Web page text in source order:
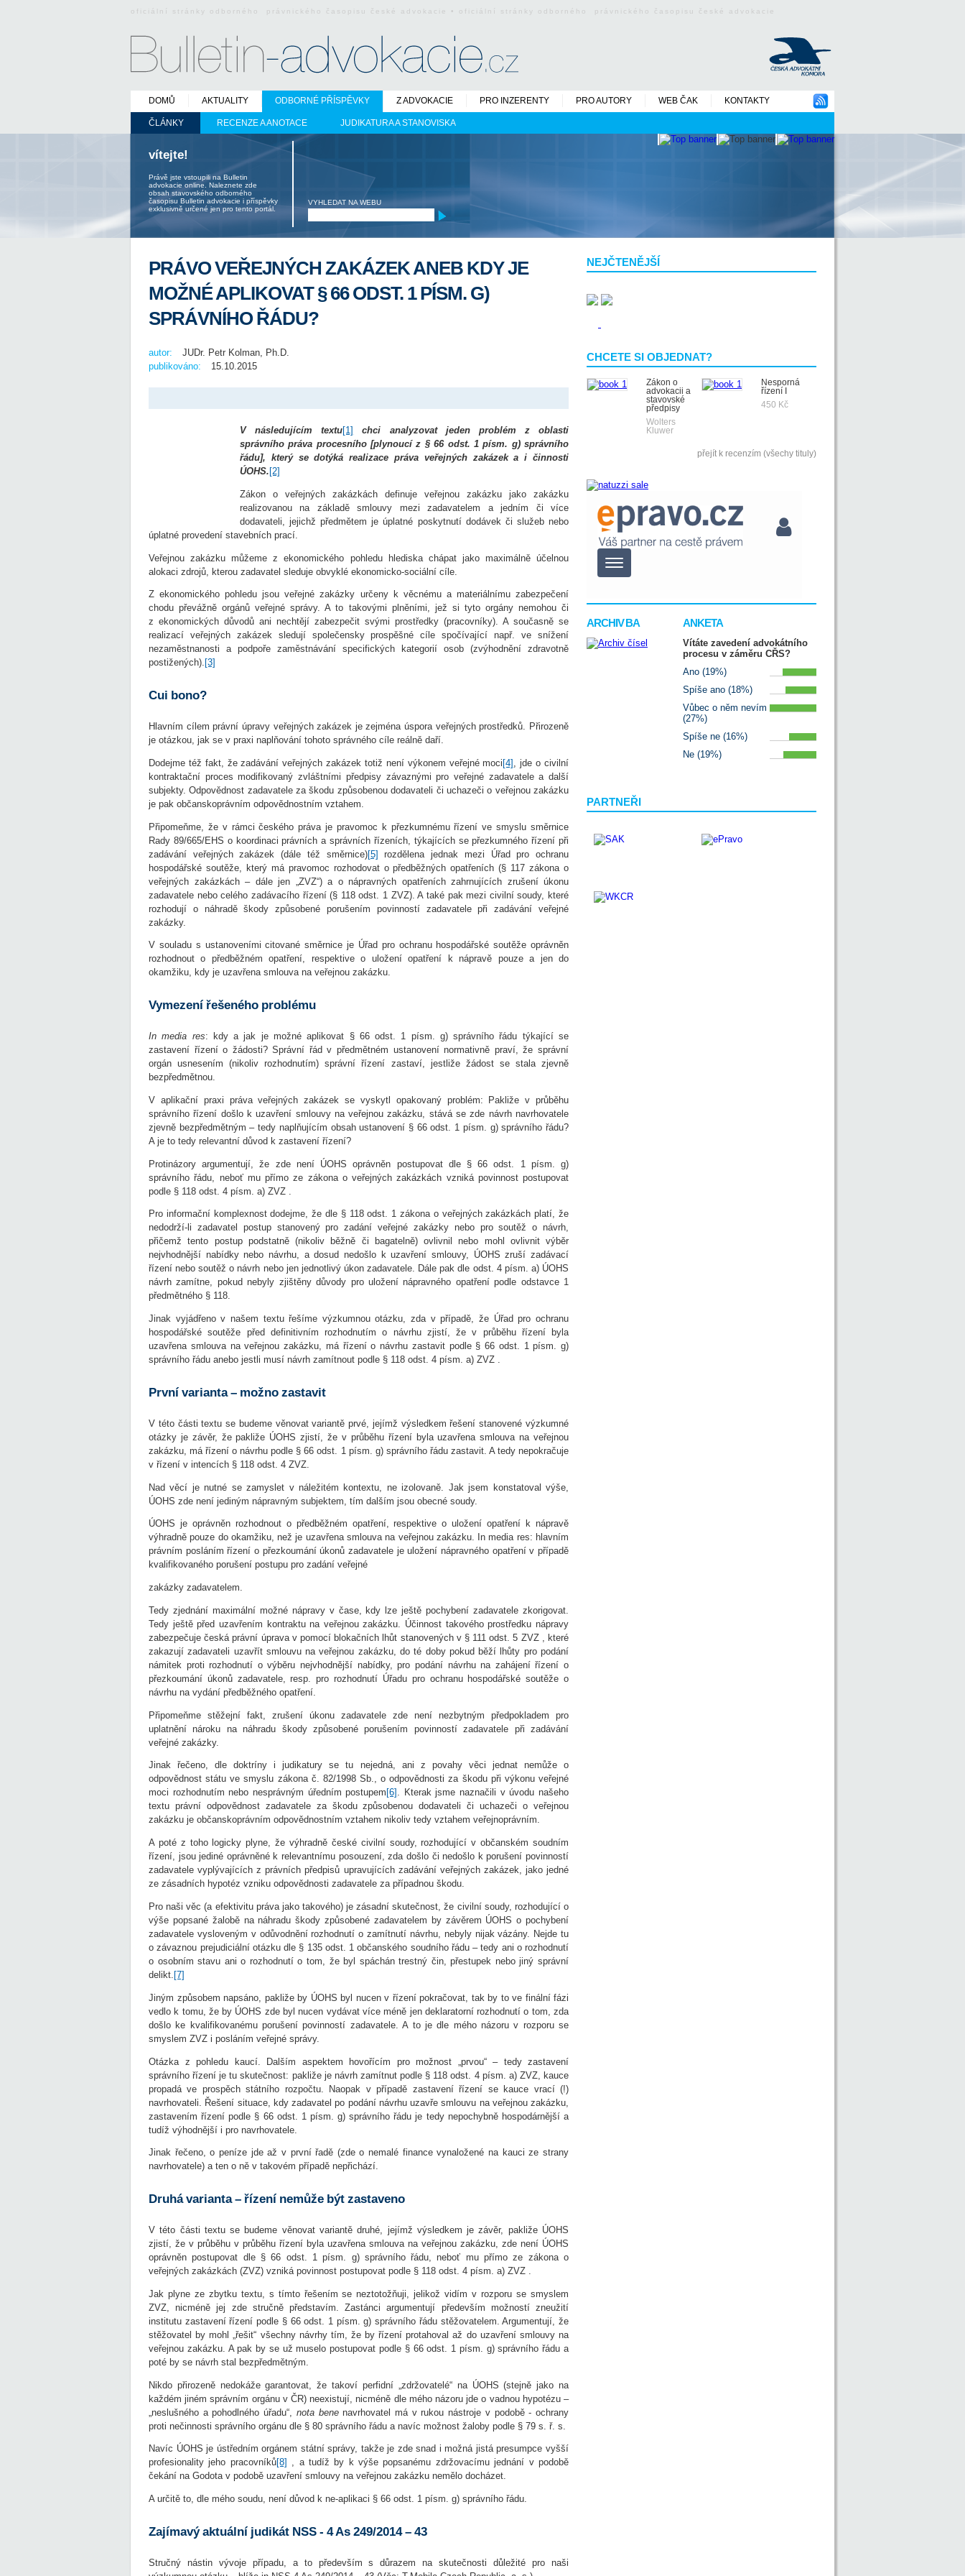
oficiální stránky odborného právnického časopisu české advokacie • oficiální stránky odborného právnického časopisu české advokacie
DOMŮ AKTUALITY ODBORNÉ PŘÍSPĚVKY
ČLÁNKY RECENZE A ANOTACE JUDIKATURA A STANOVISKA
Z ADVOKACIE PRO INZERENTY PRO AUTORY WEB ČAK KONTAKTY
vítejte!
Právě jste vstoupili na Bulletin
advokacie online. Naleznete zde
obsah stavovského odborného
časopisu Bulletin advokacie i příspěvky
exklusivně určené jen pro tento portál.
VYHLEDAT NA WEBU
NEJČTENĚJŠÍ
CHCETE SI OBJEDNAT?
Zákon o
advokacii a
stavovské
předpisy
Wolters
Kluwer
Nesporná
řízení I
450 Kč
přejít k recenzím (všechy tituly)
ARCHIV BA ANKETA
Vítáte zavedení advokátního
procesu v záměru CŘS?
Ano (19%)
Spíše ano (18%)
Vůbec o něm nevím
(27%)
Spíše ne (16%)
Ne (19%)
PARTNEŘI
PRÁVO VEŘEJNÝCH ZAKÁZEK ANEB KDY JE
MOŽNÉ APLIKOVAT § 66 ODST. 1 PÍSM. G)
SPRÁVNÍHO ŘÁDU?
autor:
JUDr. Petr Kolman, Ph.D.
publikováno:
15.10.2015
V následujícím textu[1]
chci analyzovat jeden problém z oblasti
správního práva procesního [plynoucí z § 66 odst. 1 písm. g) správního
řádu], který se dotýká realizace práva veřejných zakázek a i činnosti
ÚOHS. [2]
Zákon o veřejných zakázkách definuje veřejnou zakázku jako zakázku
realizovanou na základě smlouvy mezi zadavatelem a jedním či více
dodavateli, jejichž předmětem je úplatné poskytnutí dodávek či služeb nebo
úplatné provedení stavebních prací.
Veřejnou zakázku můžeme z ekonomického pohledu hlediska chápat jako maximálně účelnou
alokaci zdrojů, kterou zadavatel sleduje obvyklé ekonomicko-sociální cíle.
Z ekonomického pohledu jsou veřejné zakázky určeny k věcnému a materiálnímu zabezpečení
chodu převážně orgánů veřejné správy. A to takovými plněními, jež si tyto orgány nemohou či
z ekonomických důvodů ani nechtějí zabezpečit svými prostředky (pracovníky). A současně se
realizací veřejných zakázek sledují společensky prospěšné cíle spočívající např. ve snížení
nezaměstnanosti a podpoře zaměstnávání specifických kategorií osob (zvýhodnění zdravotně
postižených). [3]
Cui bono?
Hlavním cílem právní úpravy veřejných zakázek je zejména úspora veřejných prostředků. Přirozeně
je otázkou, jak se v praxi naplňování tohoto správného cíle reálně daří.
Dodejme též fakt, že zadávání veřejných zakázek totiž není výkonem veřejné moci [4]
, jde o civilní
kontraktační proces modifikovaný zvláštními předpisy závaznými pro veřejné zadavatele a další
subjekty. Odpovědnost zadavatele za škodu způsobenou dodavateli či uchazeči o veřejnou zakázku
je pak občanskoprávním odpovědnostním vztahem.
Připomeňme, že v rámci českého práva je pravomoc k přezkumnému řízení ve smyslu směrnice
Rady 89/665/EHS o koordinaci právních a správních řízeních, týkajících se přezkumného řízení při
zadávání veřejných zakázek (dále též směrnice)[5] rozdělena jednak mezi Úřad pro ochranu
hospodářské soutěže, který má pravomoc rozhodovat o předběžných opatřeních (§ 117 zákona o
veřejných zakázkách – dále jen „ZVZ“) a o nápravných opatřeních zahrnujících zrušení úkonu
zadavatele nebo celého zadávacího řízení (§ 118 odst. 1 ZVZ). A také pak mezi civilní soudy, které
rozhodují o náhradě škody způsobené porušením povinností zadavatele při zadávání veřejné
zakázky.
V souladu s ustanoveními citované směrnice je Úřad pro ochranu hospodářské soutěže oprávněn
rozhodnout o předběžném opatření, respektive o uložení opatření k nápravě pouze a jen do
okamžiku, kdy je uzavřena smlouva na veřejnou zakázku.
Vymezení řešeného problému
In media res: kdy a jak je možné aplikovat § 66 odst. 1 písm. g) správního řádu týkající se
zastavení řízení o žádosti? Správní řád v předmětném ustanovení normativně praví, že správní
orgán usnesením (nikoliv rozhodnutím) správní řízení zastaví, jestliže žádost se stala zjevně
bezpředmětnou.
V aplikační praxi práva veřejných zakázek se vyskytl opakovaný problém: Pakliže v průběhu
správního řízení došlo k uzavření smlouvy na veřejnou zakázku, stává se zde návrh navrhovatele
zjevně bezpředmětným – tedy naplňujícím obsah ustanovení § 66 odst. 1 písm. g) správního řádu?
A je to tedy relevantní důvod k zastavení řízení?
Protinázory argumentují, že zde není ÚOHS oprávněn postupovat dle § 66 odst. 1 písm. g)
správního řádu, neboť mu přímo ze zákona o veřejných zakázkách vzniká povinnost postupovat
podle § 118 odst. 4 písm. a) ZVZ .
Pro informační komplexnost dodejme, že dle § 118 odst. 1 zákona o veřejných zakázkách platí, že
nedodrží-li zadavatel postup stanovený pro zadání veřejné zakázky nebo pro soutěž o návrh,
přičemž tento postup podstatně (nikoliv běžně či bagatelně) ovlivnil nebo mohl ovlivnit výběr
nejvhodnější nabídky nebo návrhu, a dosud nedošlo k uzavření smlouvy, ÚOHS zruší zadávací
řízení nebo soutěž o návrh nebo jen jednotlivý úkon zadavatele. Dále pak dle odst. 4 písm. a) ÚOHS
návrh zamítne, pokud nebyly zjištěny důvody pro uložení nápravného opatření podle odstavce 1
předmětného § 118.
Jinak vyjádřeno v našem textu řešíme výzkumnou otázku, zda v případě, že Úřad pro ochranu
hospodářské soutěže před definitivním rozhodnutím o návrhu zjistí, že v průběhu řízení byla
uzavřena smlouva na veřejnou zakázku, má řízení o návrhu zastavit podle § 66 odst. 1 písm. g)
správního řádu anebo jestli musí návrh zamítnout podle § 118 odst. 4 písm. a) ZVZ .
První varianta – možno zastavit
V této části textu se budeme věnovat variantě prvé, jejímž výsledkem řešení stanovené výzkumné
otázky je závěr, že pakliže ÚOHS zjistí, že v průběhu řízení byla uzavřena smlouva na veřejnou
zakázku, má řízení o návrhu podle § 66 odst. 1 písm. g) správního řádu zastavit. A tedy nepokračuje
v řízení v intencích § 118 odst. 4 ZVZ.
Nad věcí je nutné se zamyslet v náležitém kontextu, ne izolovaně. Jak jsem konstatoval výše,
ÚOHS zde není jediným nápravným subjektem, tím dalším jsou obecné soudy.
ÚOHS je oprávněn rozhodnout o předběžném opatření, respektive o uložení opatření k nápravě
výhradně pouze do okamžiku, než je uzavřena smlouva na veřejnou zakázku. In media res: hlavním
právním posláním řízení o přezkoumání úkonů zadavatele je uložení nápravného opatření v případě
kvalifikovaného porušení postupu pro zadání veřejné
zakázky zadavatelem.
Tedy zjednání maximální možné nápravy v čase, kdy lze ještě pochybení zadavatele zkorigovat.
Tedy ještě před uzavřením kontraktu na veřejnou zakázku. Účinnost takového prostředku nápravy
zabezpečuje česká právní úprava v pomocí blokačních lhůt stanovených v § 111 odst. 5 ZVZ , které
zakazují zadavateli uzavřít smlouvu na veřejnou zakázku, do té doby pokud běží lhůty pro podání
námitek proti rozhodnutí o výběru nejvhodnější nabídky, pro podání návrhu na zahájení řízení o
přezkoumání úkonů zadavatele, resp. pro rozhodnutí Úřadu pro ochranu hospodářské soutěže o
návrhu na vydání předběžného opatření.
Připomeňme stěžejní fakt, zrušení úkonu zadavatele zde není nezbytným předpokladem pro
uplatnění nároku na náhradu škody způsobené porušením povinností zadavatele při zadávání
veřejné zakázky.
Jinak řečeno, dle doktríny i judikatury se tu nejedná, ani z povahy věci jednat nemůže o
odpovědnost státu ve smyslu zákona č. 82/1998 Sb., o odpovědnosti za škodu při výkonu veřejné
moci rozhodnutím nebo nesprávným úředním postupem [6] . Kterak jsme naznačili v úvodu našeho
textu právní odpovědnost zadavatele za škodu způsobenou dodavateli či uchazeči o veřejnou
zakázku je občanskoprávním odpovědnostním vztahem nikoliv tedy vztahem veřejnoprávním.
A poté z toho logicky plyne, že výhradně české civilní soudy, rozhodující v občanském soudním
řízení, jsou jediné oprávněné k relevantnímu posouzení, zda došlo či nedošlo k porušení povinností
zadavatele vyplývajících z právních předpisů upravujících zadávání veřejných zakázek, jako jedné
ze zásadních hypotéz vzniku odpovědnosti zadavatele za případnou škodu.
Pro naši věc (a efektivitu práva jako takového) je zásadní skutečnost, že civilní soudy, rozhodující o
výše popsané žalobě na náhradu škody způsobené zadavatelem by závěrem ÚOHS o pochybení
zadavatele vysloveným v odůvodnění rozhodnutí o zamítnutí návrhu, nebyly nijak vázány. Nejde tu
o závaznou prejudiciální otázku dle § 135 odst. 1 občanského soudního řádu – tedy ani o rozhodnutí
o osobním stavu ani o rozhodnutí o tom, že byl spáchán trestný čin, přestupek nebo jiný správní
delikt. [7]
Jiným způsobem napsáno, pakliže by ÚOHS byl nucen v řízení pokračovat, tak by to ve finální fázi
vedlo k tomu, že by ÚOHS zde byl nucen vydávat více méně jen deklaratorní rozhodnutí o tom, zda
došlo ke kvalifikovanému porušení povinností zadavatele. A to je dle mého názoru v rozporu se
smyslem ZVZ i posláním veřejné správy.
Otázka z pohledu kaucí. Dalším aspektem hovořícím pro možnost „prvou“ – tedy zastavení
správního řízení je tu skutečnost: pakliže je návrh zamítnut podle § 118 odst. 4 písm. a) ZVZ, kauce
propadá ve prospěch státního rozpočtu. Naopak v případě zastavení řízení se kauce vrací (!)
navrhovateli. Řešení situace, kdy zadavatel po podání návrhu uzavře smlouvu na veřejnou zakázku,
zastavením řízení podle § 66 odst. 1 písm. g) správního řádu je tedy nepochybně hospodárnější a
tudíž výhodnější i pro navrhovatele.
Jinak řečeno, o peníze jde až v první řadě (zde o nemalé finance vynaložené na kauci ze strany
navrhovatele) a ten o ně v takovém případě nepřichází.
Druhá varianta – řízení nemůže být zastaveno
V této části textu se budeme věnovat variantě druhé, jejímž výsledkem je závěr, pakliže ÚOHS
zjistí, že v průběhu v průběhu řízení byla uzavřena smlouva na veřejnou zakázku, zde není ÚOHS
oprávněn postupovat dle § 66 odst. 1 písm. g) správního řádu, neboť mu přímo ze zákona o
veřejných zakázkách (ZVZ) vzniká povinnost postupovat podle § 118 odst. 4 písm. a) ZVZ .
Jak plyne ze zbytku textu, s tímto řešením se neztotožňuji, jelikož vidím v rozporu se smyslem
ZVZ, nicméně jej zde stručně představím. Zastánci argumentují především možností zneužití
institutu zastavení řízení podle § 66 odst. 1 písm. g) správního řádu stěžovatelem. Argumentují, že
stěžovatel by mohl „řešit“ všechny návrhy tím, že by řízení protahoval až do uzavření smlouvy na
veřejnou zakázku. A pak by se už muselo postupovat podle § 66 odst. 1 písm. g) správního řádu a
poté by se návrh stal bezpředmětným.
Nikdo přirozeně nedokáže garantovat, že takoví perfidní „zdržovatelé“ na ÚOHS (stejně jako na
každém jiném správním orgánu v ČR) neexistují, nicméně dle mého názoru jde o vadnou hypotézu –
„neslušného a pohodlného úřadu“, nota benenavrhovatel má v rukou nástroje v podobě - ochrany
proti nečinnosti správního orgánu dle § 80 správního řádu a navíc možnost žaloby podle § 79 s. ř. s.
Navíc ÚOHS je ústředním orgánem státní správy, takže je zde snad i možná jistá presumpce vyšší
profesionality jeho pracovníků[8] , a tudíž by k výše popsanému zdržovacímu jednání v podobě
čekání na Godota v podobě uzavření smlouvy na veřejnou zakázku nemělo docházet.
A určitě to, dle mého soudu, není důvod k ne-aplikaci § 66 odst. 1 písm. g) správního řádu.
Zajímavý aktuální judikát NSS - 4 As 249/2014 – 43
Stručný nástin vývoje případu, a to především s důrazem na skutečnosti důležité pro naši